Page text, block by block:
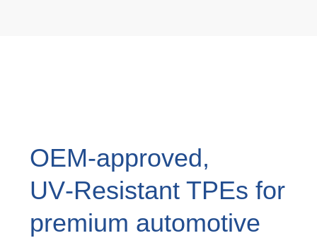
SUSTAINABILITY
Corporate Sustainability
OEM‑approved,
UV‑Resistant TPEs for
premium automotive